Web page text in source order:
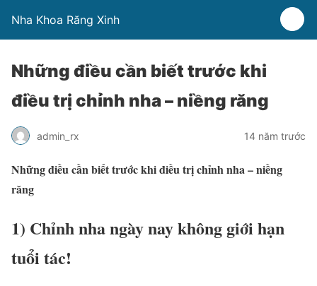
Nha Khoa Răng Xinh
Những điều cần biết trước khi
điều trị chỉnh nha – niềng răng
admin_rx 14 năm trước
Những điều cần biết trước khi điều trị chỉnh nha – niềng
răng
1) Chỉnh nhangày nay không giới hạn
tuổi tác!